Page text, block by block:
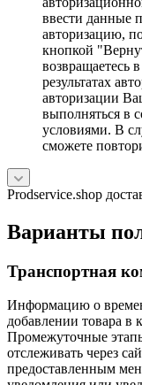
ввести данные
авторизацию,
кнопкой
возвращаетесь
результатах
авторизации
выполняться в
условиями. В
сможете
Prodservice.shop
Варианты
Транспортная
Информацию о
добавлении товара в
Промежуточные
отслеживать через
предоставленным